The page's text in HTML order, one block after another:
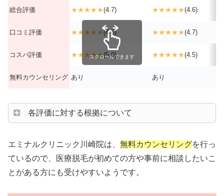
総合評価 ★★★★★(4.7) ★★★★★(4.6)
口コミ評価 ★★★★★(4.6) ★★★★★(4.7)
コスパ評価 ★★★★★(5.0) ★★★★★(4.5)
無料カウンセリング あり あり
スクロールできます
各評価に対する根拠について
エミナルクリニック川崎院は、 無料カウンセリングを行っ
ているので、医療脱毛が初めての方や事前に相談したいこ
とがある方にも受けやすいようです。